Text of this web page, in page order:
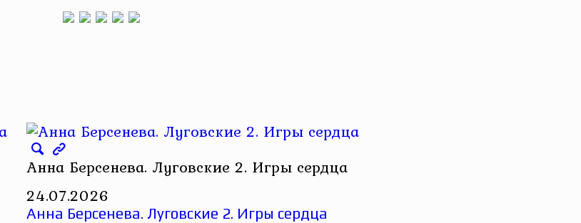
Анна Берсенева. Луговские 2. Игры сердца
24.07.2026
Анна Берсенева. Луговские 2. Игры сердца